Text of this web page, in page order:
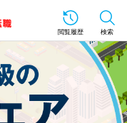
閲覧履歴 検索